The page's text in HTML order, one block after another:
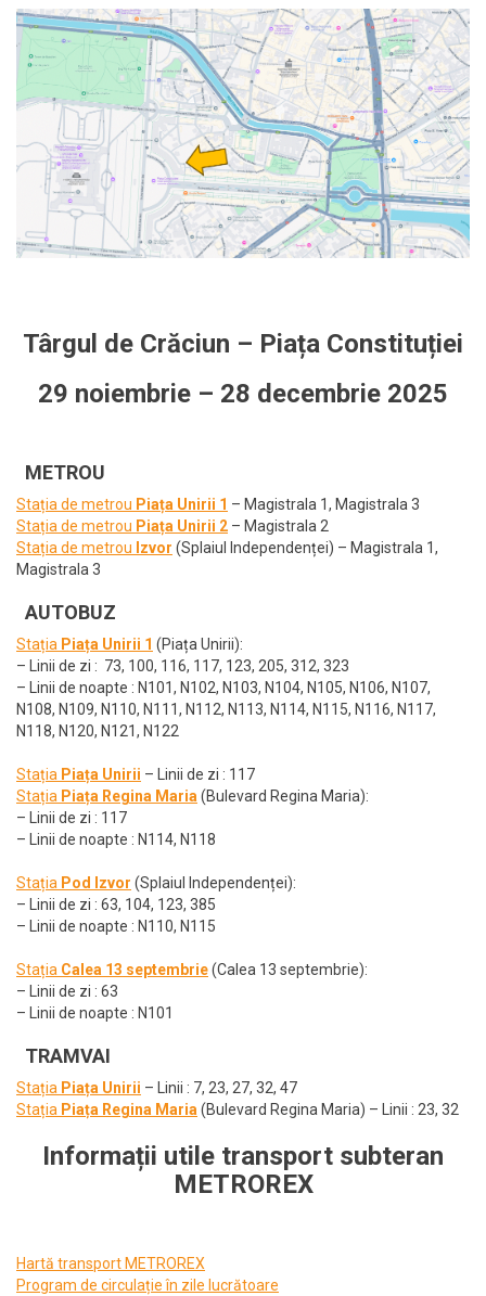
Târgul de Crăciun – Piața Constituției
29 noiembrie – 28 decembrie 2025
METROU
Stația de metrou Piața Unirii 1 – Magistrala 1, Magistrala 3
Stația de metrou Piața Unirii 2 – Magistrala 2
Stația de metrou Izvor (Splaiul Independenței) – Magistrala 1,
Magistrala 3
AUTOBUZ
Stația Piața Unirii 1 (Piața Unirii):
– Linii de zi : 73, 100, 116, 117, 123, 205, 312, 323
– Linii de noapte : N101, N102, N103, N104, N105, N106, N107,
N108, N109, N110, N111, N112, N113, N114, N115, N116, N117,
N118, N120, N121, N122
Stația Piața Unirii – Linii de zi : 117
Stația Piața Regina Maria(Bulevard Regina Maria):
– Linii de zi : 117
– Linii de noapte : N114, N118
Stația Pod Izvor (Splaiul Independenței):
– Linii de zi : 63, 104, 123, 385
– Linii de noapte : N110, N115
Stația Calea 13 septembrie(Calea 13 septembrie):
– Linii de zi : 63
– Linii de noapte : N101
TRAMVAI
Stația Piața Unirii – Linii : 7, 23, 27, 32, 47
Stația Piața Regina Maria(Bulevard Regina Maria) – Linii : 23, 32
Informații utile transport subteran
METROREX
Hartă transport METROREX
Program de circulație în zile lucrătoare